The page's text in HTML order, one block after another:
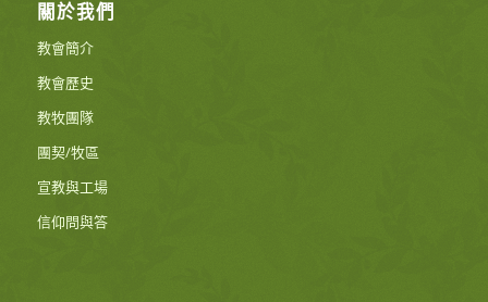
關於我們
教會簡介
教會歷史
教牧團隊
團契/牧區
宣教與工場
信仰問與答